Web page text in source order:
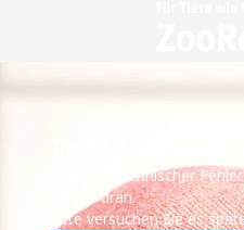
Technisches
Es ist ein technischer
bereits dran.
Bitte versuchen Sie es